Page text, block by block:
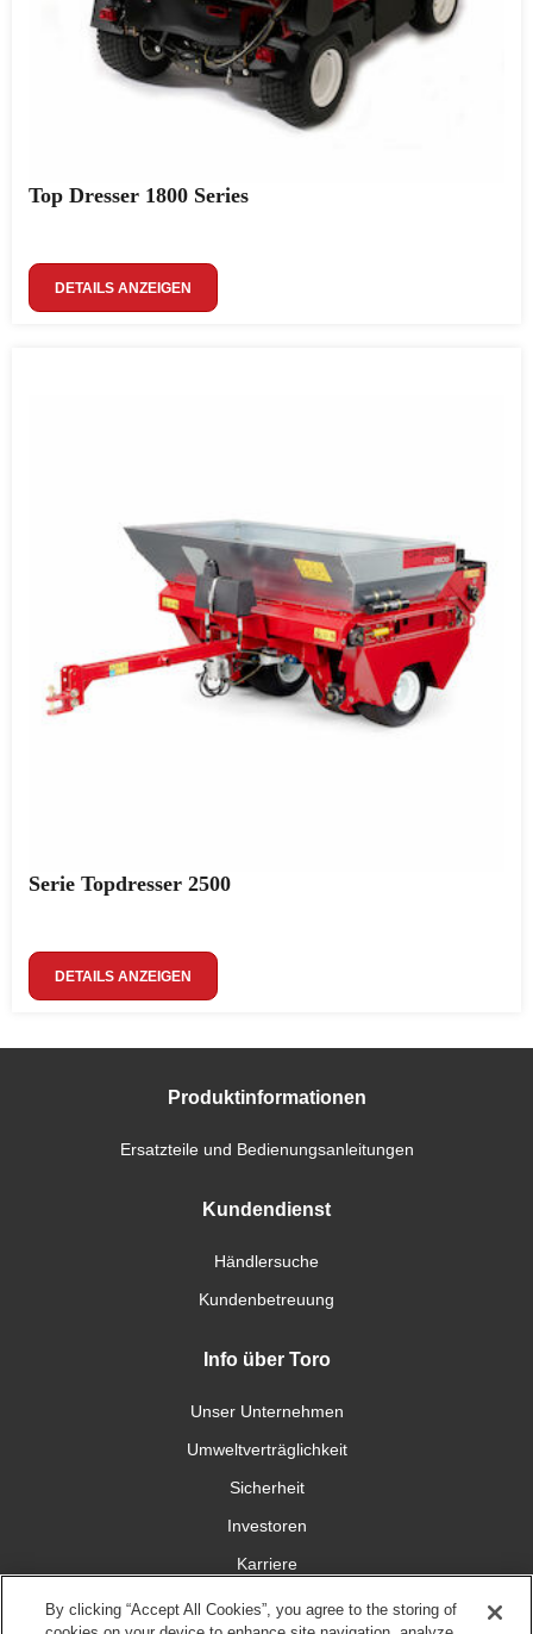
Top Dresser 1800 Series
DETAILS ANZEIGEN
Serie Topdresser 2500
DETAILS ANZEIGEN
Produktinformationen
Ersatzteile und Bedienungsanleitungen
Kundendienst
Händlersuche
Kundenbetreuung
Info über Toro
Unser Unternehmen
Umweltverträglichkeit
Sicherheit
Investoren
Karriere
Verbinden Sie sich mit uns
By clicking “Accept All Cookies”, you agree to the storing of